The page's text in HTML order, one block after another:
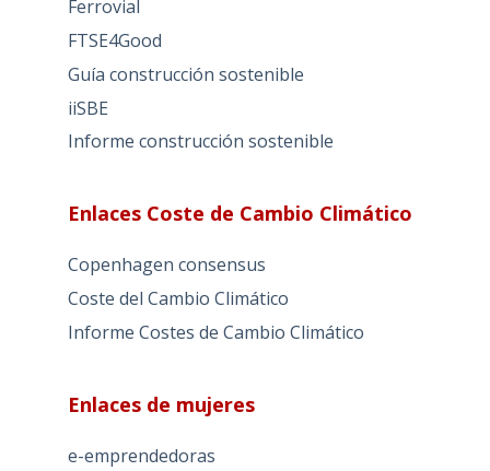
Ferrovial
FTSE4Good
Guía construcción sostenible
iiSBE
Informe construcción sostenible
Enlaces Coste de Cambio Climático
Copenhagen consensus
Coste del Cambio Climático
Informe Costes de Cambio Climático
Enlaces de mujeres
e-emprendedoras